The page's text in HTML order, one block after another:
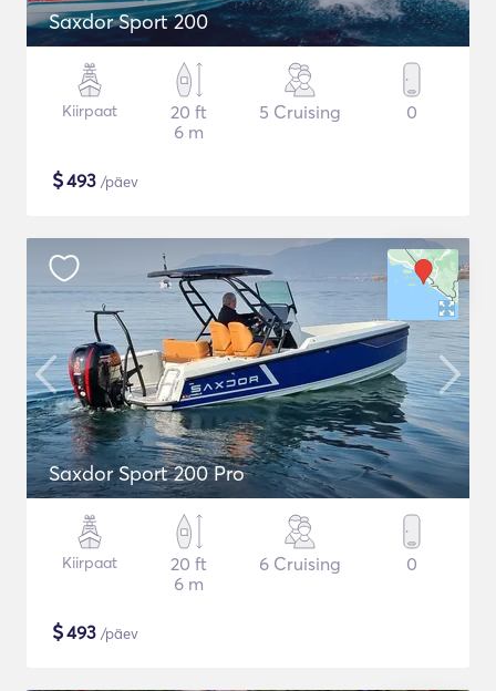
Saxdor Sport 200
Kiirpaat
20 ft
6 m
5 Cruising 0
$493 /päev
Saxdor Sport 200 Pro
Kiirpaat
20 ft
6 m
6 Cruising 0
$493 /päev